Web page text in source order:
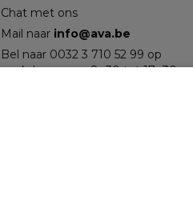
Chat met ons
Mail naar info@ava.be
Bel naar 0032 3 710 52 99 op
werkdagen van 8u30 tot 17u30